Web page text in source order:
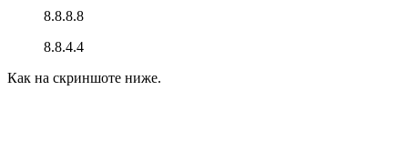
8.8.8.8
8.8.4.4
Как на скриншоте ниже.